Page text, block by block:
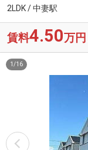
2LDK / 中妻駅
賃料4.50万円
1 /16